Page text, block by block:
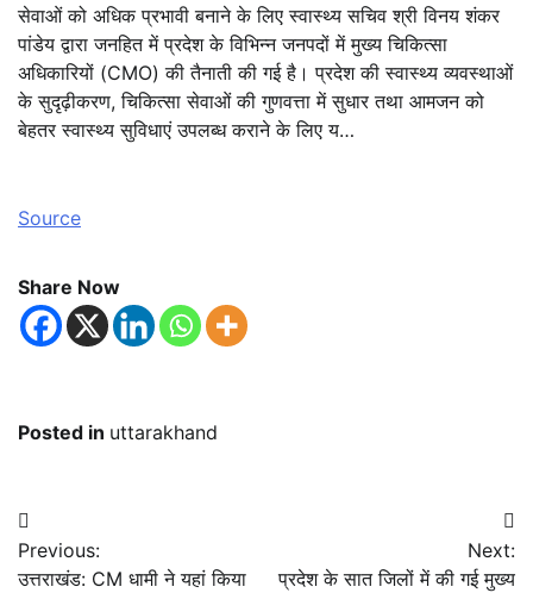
सेवाओं को अधिक प्रभावी बनाने के लिए स्वास्थ्य सचिव श्री विनय शंकर
पांडेय द्वारा जनहित में प्रदेश के विभिन्न जनपदों में मुख्य चिकित्सा
अधिकारियों (CMO) की तैनाती की गई है। प्रदेश की स्वास्थ्य व्यवस्थाओं
के सुदृढ़ीकरण, चिकित्सा सेवाओं की गुणवत्ता में सुधार तथा आमजन को
बेहतर स्वास्थ्य सुविधाएं उपलब्ध कराने के लिए य…
Source
Share Now
Posted in uttarakhand
Post
navigation
Previous:
उत्तराखंड: CM धामी ने यहां किया
Next:
प्रदेश के सात जिलों में की गई मुख्य